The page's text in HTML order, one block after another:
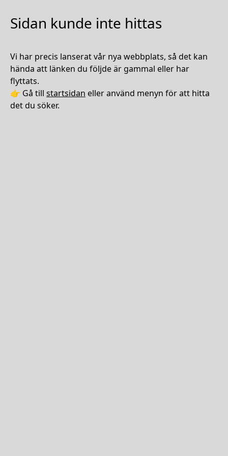
Sidan kunde inte hittas
Vi har precis lanserat vår nya webbplats, så det kan
hända att länken du följde är gammal eller har
flyttats.
👉 Gå till startsidan eller använd menyn för att hitta
det du söker.